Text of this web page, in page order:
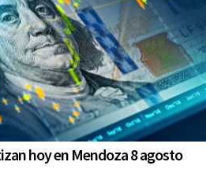
hoy en Mendoza 8 agosto